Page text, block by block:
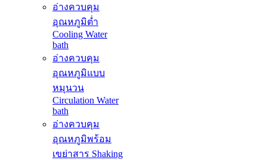
อ่างควบคุม
อุณหภูมิต่ำ
Cooling Water
bath
อ่างควบคุม
อุณหภูมิแบบ
หมุนวน
Circulation Water
bath
อ่างควบคุม
อุณหภูมิพร้อม
เขย่าสาร Shaking